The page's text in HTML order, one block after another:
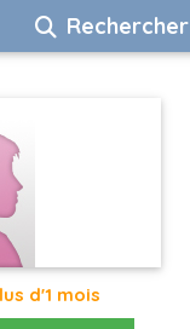
Rechercher
d'1 mois